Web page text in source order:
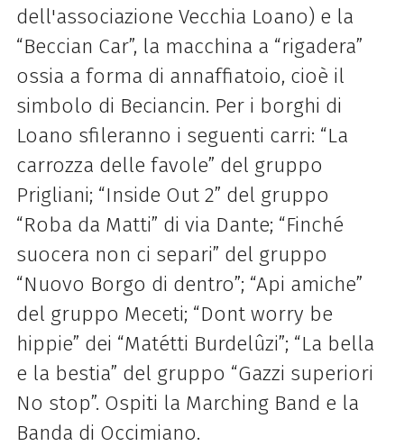
dell'associazione Vecchia Loano) e la
“Beccian Car”, la macchina a “rigadera”
ossia a forma di annaffiatoio, cioè il
simbolo di Beciancin. Per i borghi di
Loano sfileranno i seguenti carri: “La
carrozza delle favole” del gruppo
Prigliani; “Inside Out 2” del gruppo
“Roba da Matti” di via Dante; “Finché
suocera non ci separi” del gruppo
“Nuovo Borgo di dentro”; “Api amiche”
del gruppo Meceti; “Dont worry be
hippie” dei “Matétti Burdelûzi”; “La bella
e la bestia” del gruppo “Gazzi superiori
No stop”. Ospiti la Marching Band e la
Banda di Occimiano.